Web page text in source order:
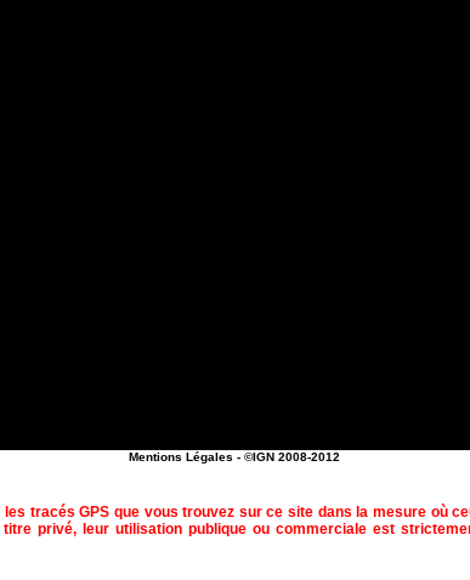
Mentions Légales - ©IGN 2008-2012
tracés GPS que vous trouvez sur ce site dans la mesure où
privé, leur utilisation publique ou commerciale est